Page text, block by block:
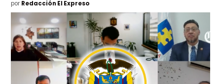
por Redacción El Expreso